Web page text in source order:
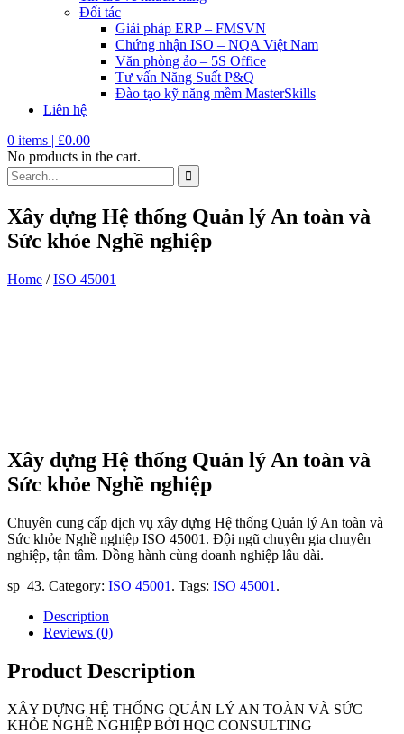
Đối tác
Giải pháp ERP – FMSVN
Chứng nhận ISO – NQA Việt Nam
Văn phòng ảo – 5S Office
Tư vấn Năng Suất P&Q
Đào tạo kỹ năng mềm MasterSkills
Liên hệ
0 items | £0.00
No products in the cart.
Xây dựng Hệ thống Quản lý An toàn và
Sức khỏe Nghề nghiệp
Home /ISO 45001
Xây dựng Hệ thống Quản lý An toàn và
Sức khỏe Nghề nghiệp
Chuyên cung cấp dịch vụ xây dựng Hệ thống Quản lý An toàn và
Sức khỏe Nghề nghiệp ISO 45001. Đội ngũ chuyên gia chuyên
nghiệp, tận tâm. Đồng hành cùng doanh nghiệp lâu dài.
sp_43. Category: ISO 45001 . Tags: ISO 45001 .
Description
Reviews (0)
Product Description
XÂY DỰNG HỆ THỐNG QUẢN LÝ AN TOÀN VÀ SỨC
KHỎE NGHỀ NGHIỆP BỞI HQC CONSULTING